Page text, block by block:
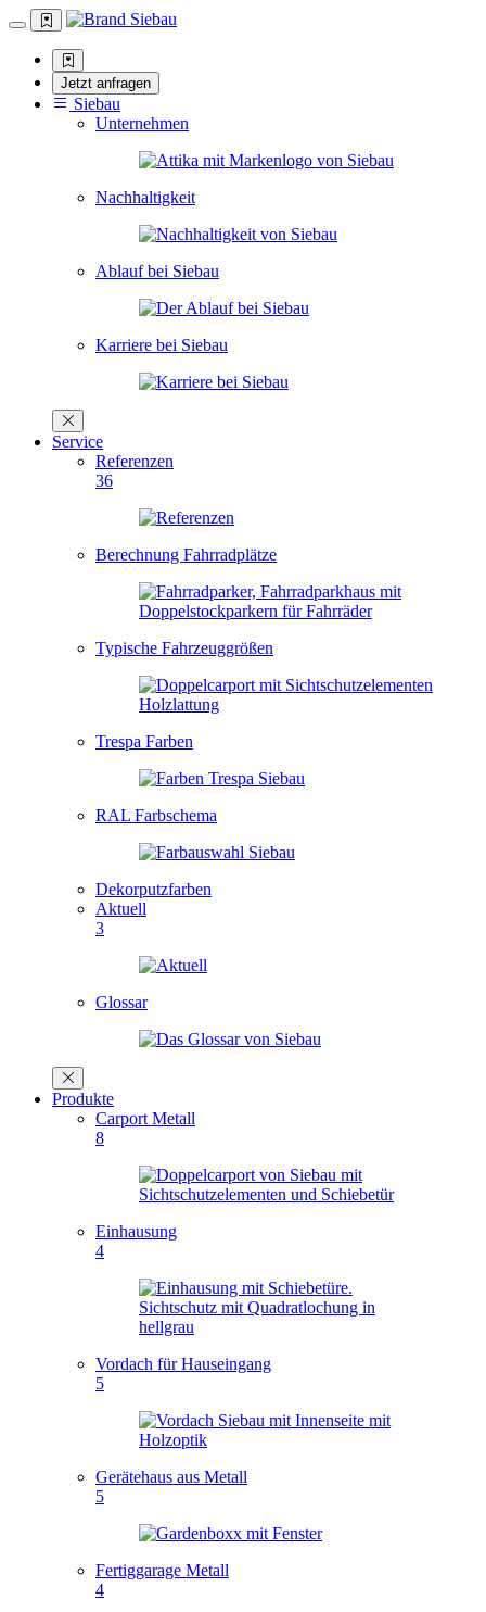
Jetzt anfragen
Siebau
Unternehmen
Nachhaltigkeit
Ablauf bei Siebau
Karriere bei Siebau
Service
Referenzen
36
Berechnung Fahrradplätze
Typische Fahrzeuggrößen
Trespa Farben
RAL Farbschema
Dekorputzfarben
Aktuell
3
Glossar
Produkte
Carport Metall
8
Einhausung
4
Vordach für Hauseingang
5
Gerätehaus aus Metall
5
Fertiggarage Metall
4